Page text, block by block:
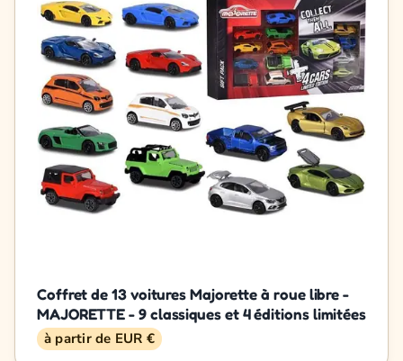
Coffret de 13 voitures Majorette à roue libre -
MAJORETTE - 9 classiques et 4 éditions limitées
à partir de EUR €